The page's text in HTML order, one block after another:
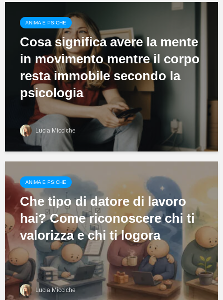
ANIMA E PSICHE
Cosa significa avere la mente
in movimento mentre il corpo
resta immobile secondo la
psicologia
Lucia Micciche
ANIMA E PSICHE
Che tipo di datore di lavoro
hai? Come riconoscere chi ti
valorizza e chi ti logora
Lucia Micciche